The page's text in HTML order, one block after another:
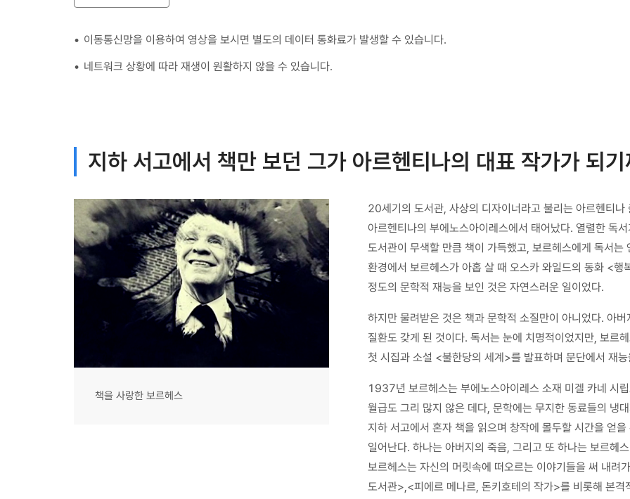
이동통신망을 이용하여 영상을 보시면 별도의 데이터 통화료가 발생할 수 있습니다.
네트워크 상황에 따라 재생이 원활하지 않을 수 있습니다.
지하 서고에서 책만 보던 그가 아르헨티나의 대표 작가가 되
책을 사랑한 보르헤스
20세기의 도서관, 사상의 디자이너라고 불리는 아르헨티
아르헨티나의 부에노스아이레스에서 태어났다. 열렬한 독
도서관이 무색할 만큼 책이 가득했고, 보르헤스에게 독서
환경에서 보르헤스가 아홉 살 때 오스카 와일드의 동화 <
정도의 문학적 재능을 보인 것은 자연스러운 일이었다.
하지만 물려받은 것은 책과 문학적 소질만이 아니었다. 아
질환도 갖게 된 것이다. 독서는 눈에 치명적이었지만, 보르
첫 시집과 소설 <불한당의 세계>를 발표하며 문단에서 재
1937년 보르헤스는 부에노스아이레스 소재 미겔 카네 시
월급도 그리 많지 않은 데다, 문학에는 무지한 동료들의 냉
지하 서고에서 혼자 책을 읽으며 창작에 몰두할 시간을 얻
일어난다. 하나는 아버지의 죽음, 그리고 또 하나는 보르헤
보르헤스는 자신의 머릿속에 떠오르는 이야기들을 써 내려
도서관>,<피에르 메나르, 돈키호테의 작가>를 비롯해 본